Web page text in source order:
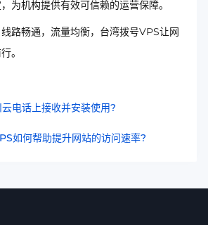
为机构提供有效可信赖的运营保障。
路畅通，流量均衡，台湾拨号VPS让网
。
云电话上接收并安装使用?
如何帮助提升网站的访问速率?